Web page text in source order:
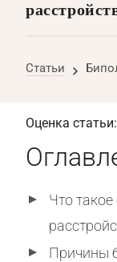
Статьи
Оценка статьи:
Что
Причины